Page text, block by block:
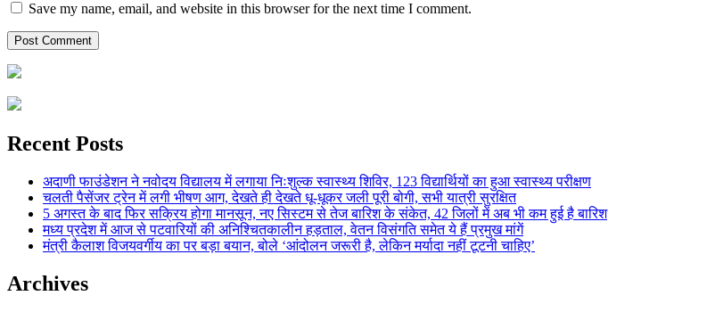
Save my name, email, and website in this browser for the next time I comment.
Recent Posts
अदाणी फाउंडेशन ने नवोदय विद्यालय में लगाया निःशुल्क स्वास्थ्य शिविर, 123 विद्यार्थियों का हुआ स्वास्थ्य परीक्षण
चलती पैसेंजर ट्रेन में लगी भीषण आग, देखते ही देखते धू-धूकर जली पूरी बोगी, सभी यात्री सुरक्षित
5 अगस्त के बाद फिर सक्रिय होगा मानसून, नए सिस्टम से तेज बारिश के संकेत, 42 जिलों में अब भी कम हुई है बारिश
मध्य प्रदेश में आज से पटवारियों की अनिश्चितकालीन हड़ताल, वेतन विसंगति समेत ये हैं प्रमुख मांगें
मंत्री कैलाश विजयवर्गीय का पर बड़ा बयान, बोले ‘आंदोलन जरूरी है, लेकिन मर्यादा नहीं टूटनी चाहिए’
Archives